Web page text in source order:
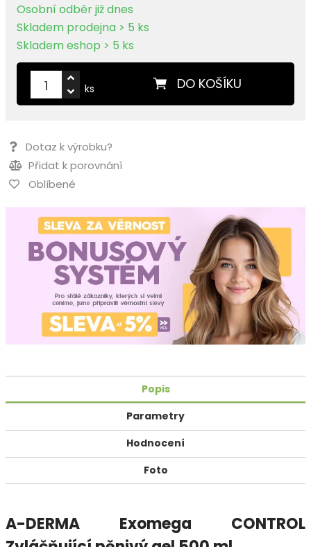
Osobní odběr již dnes
Skladem prodejna > 5 ks
Skladem eshop > 5 ks
DO KOŠÍKU
ks
Dotaz k výrobku?
Přidat k porovnání
Oblíbené
Popis
Parametry
Hodnocení
Foto
A-DERMA Exomega CONTROL